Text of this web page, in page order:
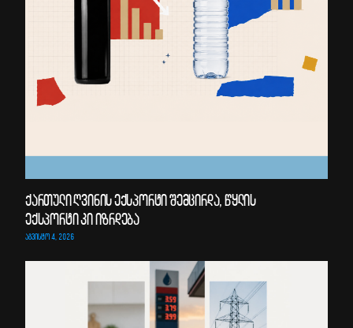
ქართული ღვინის ექსპორტი შემცირდა, წყლის
ექსპორტი კი იზრდება
ᲐᲒᲕᲘᲡᲢᲝ 4, 2026